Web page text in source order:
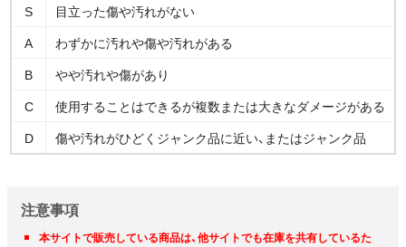
S
目立った傷や汚れがない
A
わずかに汚れや傷や汚れがある
B
やや汚れや傷があり
C
使用することはできるが複数または大きなダメージがある
D
傷や汚れがひどくジャンク品に近い、またはジャンク品
注意事項
本サイトで販売している商品は、他サイトでも在庫を共有しているた